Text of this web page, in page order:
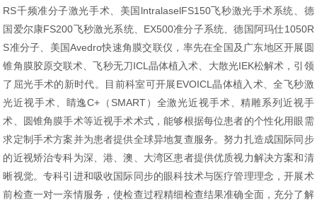
RS千频准分子激光手术、美国lntralaselFS150飞秒激光手术系统、德
国爱尔康FS200飞秒激光系统、EX500准分子系统、德国阿玛仕1050R
S准分子、美国Avedro快速角膜交联仪，率先在全国及广东地区开展圆
锥角膜胶原交联术、飞秒无刀ICL晶体植入术、大散光IEK松解术，引领
了屈光手术的新时代。目前科室可开展EVOICL晶体植入术、全飞秒激
光近视手术、睛逸C+（SMART）全激光近视手术、精雕系列近视手
术、圆锥角膜手术等近视手术术式，能够根据每位患者的个性化用眼需
求定制手术方案并为患者提供全球异地复查服务。努力扎造成国际同步
的近视矫治专科为深、港、澳、大湾区患者提供优质视力解决方案和清
晰视觉。专科引进和吸收国际同步的眼科技术与医疗管理理念，开展术
前检查一对一亲情服务，使检查过程精细检查结果准确全面，充分了解